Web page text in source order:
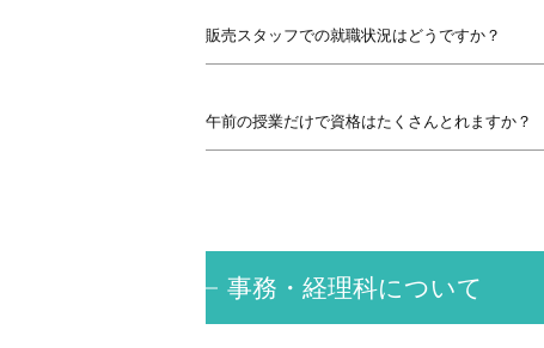
販売スタッフでの就職状況はどうですか？
午前の授業だけで資格はたくさんとれますか？
事務・経理科について